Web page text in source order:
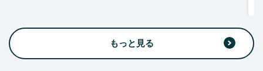
もっと見る